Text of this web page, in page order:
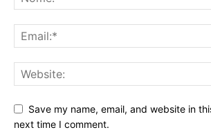
Save my name, email, and website in
next time I comment.